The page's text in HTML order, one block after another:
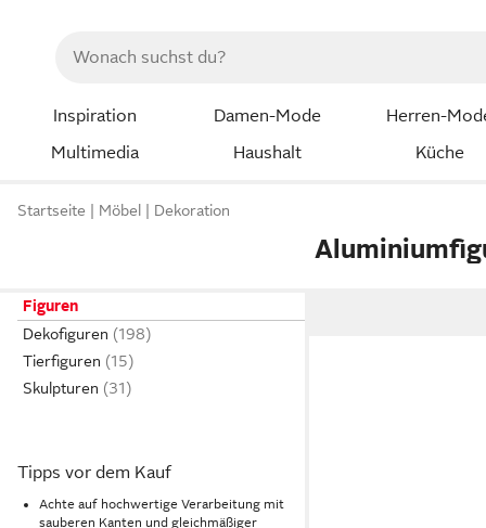
Inspiration Damen-Mode Herren-
Multimedia
Haushalt Küche
Startseite Möbel Dekoration
Figuren
Dekofiguren
Tierfiguren
Skulpturen
Tipps vor dem Kauf
Achte auf hochwertige Verarbeitung mit
sauberen Kanten und gleichmäßiger